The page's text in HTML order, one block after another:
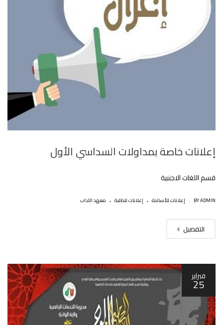
إعلانات خاصة بمداولات السداسي الأول
قسم اللغات الاجنبية
BY ADMIN إعلانات للأساتذة . إعلانات للطلبة . معهد الآداب
التفصيل
فبراير
25